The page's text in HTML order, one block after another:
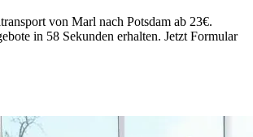
von Marl nach Potsdam ab 23€.
in 58 Sekunden erhalten. Jetzt Formular